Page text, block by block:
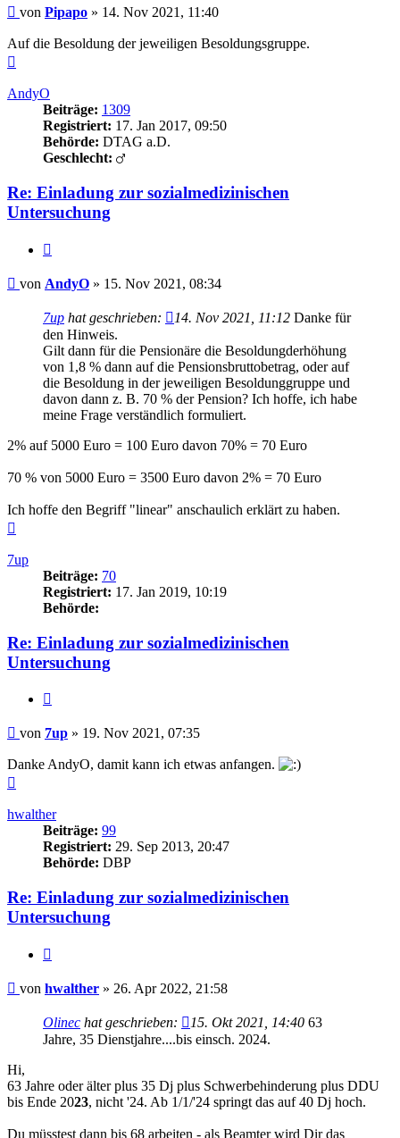
Beitrag
von Pipapo » 14. Nov 2021, 11:40
Auf die Besoldung der jeweiligen Besoldungsgruppe.
AndyO
Beiträge: 1309
Registriert: 17. Jan 2017, 09:50
Behörde: DTAG a.D.
Geschlecht:
Re: Einladung zur sozialmedizinischen
Untersuchung
Beitrag
von AndyO » 15. Nov 2021, 08:34
7up hat geschrieben: 14. Nov 2021, 11:12 Danke für
den Hinweis.
Gilt dann für die Pensionäre die Besoldungderhöhung
von 1,8 % dann auf die Pensionsbruttobetrag, oder auf
die Besoldung in der jeweiligen Besoldunggruppe und
davon dann z. B. 70 % der Pension? Ich hoffe, ich habe
meine Frage verständlich formuliert.
2% auf 5000 Euro = 100 Euro davon 70% = 70 Euro
70 % von 5000 Euro = 3500 Euro davon 2% = 70 Euro
Ich hoffe den Begriff "linear" anschaulich erklärt zu haben.
7up
Beiträge: 70
Registriert: 17. Jan 2019, 10:19
Behörde:
Re: Einladung zur sozialmedizinischen
Untersuchung
Beitrag
von 7up » 19. Nov 2021, 07:35
Danke AndyO, damit kann ich etwas anfangen.
hwalther
Beiträge: 99
Registriert: 29. Sep 2013, 20:47
Behörde: DBP
Re: Einladung zur sozialmedizinischen
Untersuchung
Beitrag
von hwalther » 26. Apr 2022, 21:58
Olinec hat geschrieben: 15. Okt 2021, 14:40 63
Jahre, 35 Dienstjahre....bis einsch. 2024.
Hi,
63 Jahre oder älter plus 35 Dj plus Schwerbehinderung plus DDU
bis Ende 2023, nicht '24. Ab 1/1/'24 springt das auf 40 Dj hoch.
Du müsstest dann bis 68 arbeiten - als Beamter wird Dir das